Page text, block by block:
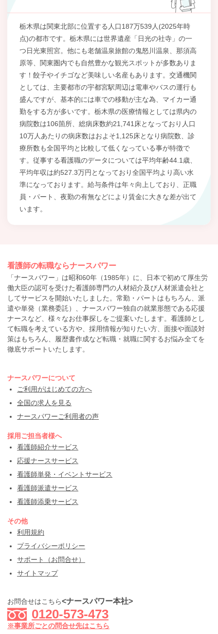
栃木県は関東北部に位置する人口187万539人(2025年時
点)の都市です。栃木県には世界遺産「日光の社寺」の一
つ日光東照宮。他にも老舗温泉旅館の鬼怒川温泉、那須高
原等、関東圏内でも自然豊かな観光スポットが多数ありま
す！餃子やイチゴなど美味しい名産もあります。交通機関
としては、主要都市の宇都宮駅周辺は電車やバスの運行も
盛んですが、基本的には車での移動が主な為、マイカー通
勤をする方が多いです。栃木県の医療情報としては県内の
病院数は106箇所、総病床数約21,741床となっており人口
10万人あたりの病床数はおよそ1,125床となり病院数、診
療所数も全国平均と比較して低くなっている事が特徴で
す。従事する看護職のデータについては平均年齢44.1歳、
平均年収は約527.3万円となっており全国平均より高い水
準になっております。給与条件は年々向上しており、正職
員・パート、夜勤の有無などにより賃金に大きな差が出て
います。
看護師の転職ならナースパワー
「ナースパワー」は昭和60年（1985年）に、日本で初めて厚生労
働大臣の認可を受けた看護師専門の人材紹介及び人材派遣会社と
してサービスを開始いたしました。常勤・パートはもちろん、派
遣や単発（業務委託）、ナースパワー独自の就業形態である応援
ナースなど、様々なお仕事探しをご提案いたします。看護師とし
て転職を考えている方や、採用情報が知りたい方、面接や面談対
策はもちろん、履歴書作成など転職・就職に関するお悩み全てを
徹底サポートいたします。
ナースパワーについて
ご利用がはじめての方へ
全国の求人を見る
ナースパワーご利用者の声
採用ご担当者様へ
看護師紹介サービス
応援ナースサービス
看護師単発・イベントサービス
看護師派遣サービス
看護師添乗サービス
その他
利用規約
プライバシーポリシー
サポート（お問合せ）
サイトマップ
お問合せはこちら<ナースパワー本社>
0120-573-473
※事業所ごとの問合せ先はこちら